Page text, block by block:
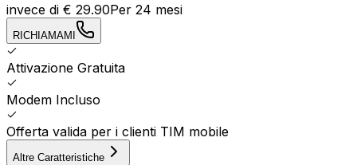
invece di € 29.90Per 24 mesi
RICHIAMAMI
Attivazione Gratuita
Modem Incluso
Offerta valida per i clienti TIM mobile
Altre Caratteristiche